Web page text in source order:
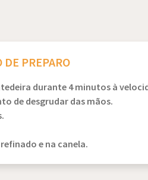
DE PREPARO
durante 4 minutos à
de desgrudar das mãos.
e na canela.